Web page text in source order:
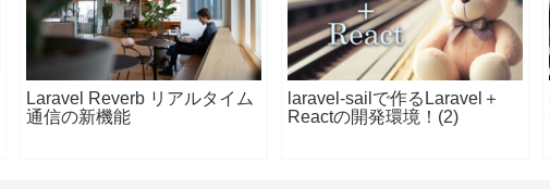
Laravel Reverb リアルタイム
通信の新機能
laravel-sailで作るLaravel＋
Reactの開発環境！(2)